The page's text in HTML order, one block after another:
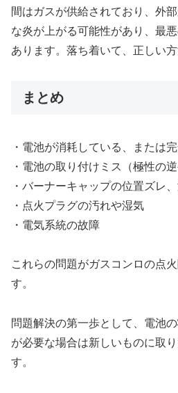
間はガスが供給されており、外
な炎が上がる可能性があり、最
あります。落ち着いて、正しい
まとめ
・電池が消耗している、または
・電池の取り付けミス（極性の
・バーナーキャップの位置ズレ
・点火プラグの汚れや湿気
・電気系統の故障
これらの問題がガスコンロの点
す。
問題解決の第一歩として、電池
が必要な場合は新しいものに取
す。